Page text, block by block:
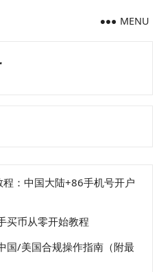
MENU
：中国大陆+86手机号开户
买币从零开始教程
国/美国合规操作指南（附最